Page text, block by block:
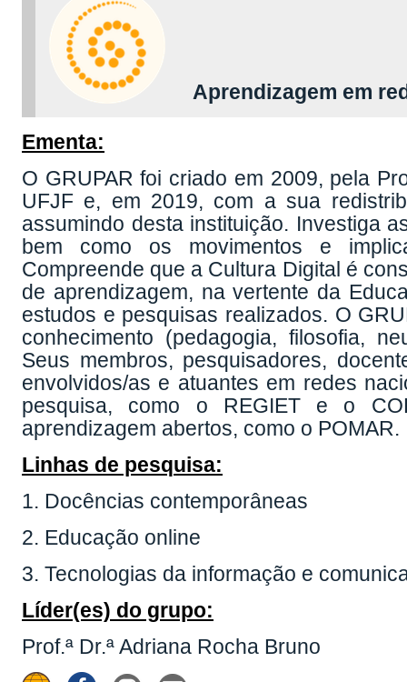
Aprendizagem em
Ementa:
O GRUPAR foi criado em 2009, pela
UFJF e, em 2019, com a sua
assumindo desta instituição. Investiga
bem como os movimentos e
Compreende que a Cultura Digital é
de aprendizagem, na vertente da
estudos e pesquisas realizados. O
conhecimento (pedagogia, filosofia,
Seus membros, pesquisadores,
envolvidos/as e atuantes em redes
pesquisa, como o REGIET e o
aprendizagem abertos, como o POMAR.
Linhas de pesquisa:
1. Docências contemporâneas
2. Educação online
3. Tecnologias da informação e
Líder(es) do grupo:
Prof.ª Dr.ª Adriana Rocha Bruno